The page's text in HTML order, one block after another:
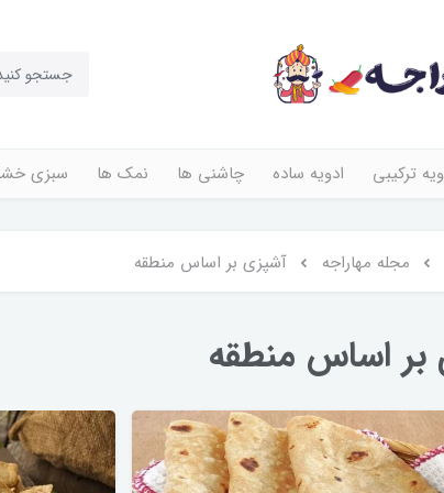
ترکیبی ادویه ساده چاشنی ها نمک ها سبزی
مجله مهاراجه آشپزی بر اساس منطقه
بر اساس منطقه